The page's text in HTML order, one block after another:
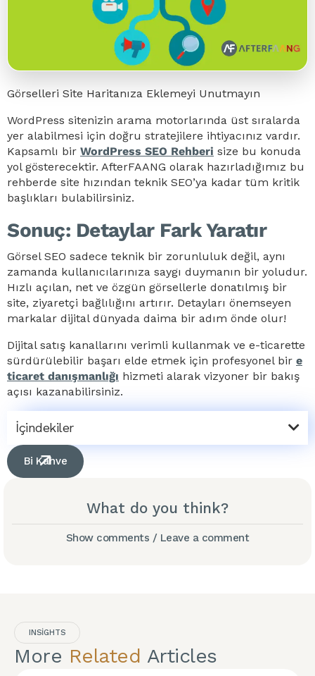
Görselleri Site Haritanıza Eklemeyi Unutmayın
WordPress sitenizin arama motorlarında üst sıralarda
yer alabilmesi için doğru stratejilere ihtiyacınız vardır.
Kapsamlı bir WordPress SEO Rehberi size bu konuda
yol gösterecektir. AfterFAANG olarak hazırladığımız bu
rehberde site hızından teknik SEO’ya kadar tüm kritik
başlıkları bulabilirsiniz.
Sonuç: Detaylar Fark Yaratır
Görsel SEO sadece teknik bir zorunluluk değil, aynı
zamanda kullanıcılarınıza saygı duymanın bir yoludur.
Hızlı açılan, net ve özgün görsellerle donatılmış bir
site, ziyaretçi bağlılığını artırır. Detayları önemseyen
markalar dijital dünyada daima bir adım önde olur!
Dijital satış kanallarını verimli kullanmak ve e-ticarette
sürdürülebilir başarı elde etmek için profesyonel bir e
ticaret danışmanlığı hizmeti alarak vizyoner bir bakış
açısı kazanabilirsiniz.
İçindekiler
Bi Kahve
What do you think?
Show comments / Leave a comment
INSIGHTS
More Related Articles